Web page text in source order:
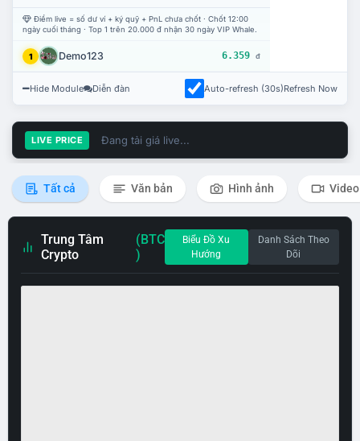
Điểm live = số dư ví + ký quỹ + PnL chưa chốt · Chốt 12:00
ngày cuối tháng · Top 1 trên 20.000 đ nhận 30 ngày VIP Whale.
1 Demo123 6.359 đ
Hide Module Diễn đàn Auto-refresh (30s)Refresh Now
LIVE PRICE Đang tải giá live...
Tất cả Văn bản Hình ảnh Video
Trung Tâm
Crypto
(BTC
)
Biểu Đồ Xu
Hướng
Danh Sách Theo
Dõi